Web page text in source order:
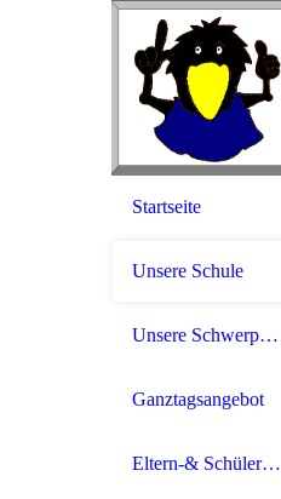
Startseite
Unsere Schule
Unsere Schwerpunkte
Ganztagsangebot
Eltern-& Schüler-Infos